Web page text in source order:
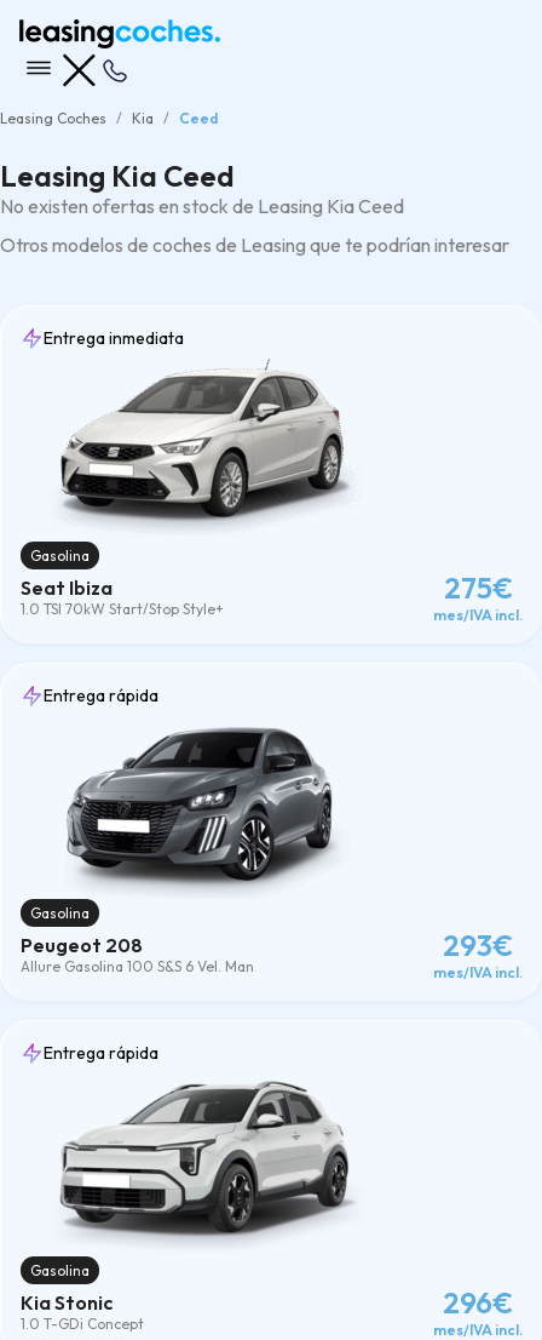
Leasing Coches Kia Ceed
Leasing Kia Ceed
No existen ofertas en stock de Leasing Kia Ceed
Otros modelos de coches de Leasing que te podrían interesar
Entrega inmediata
Gasolina
Seat Ibiza
1.0 TSI 70kW Start/Stop Style+
275€
mes/IVA incl.
Entrega rápida
Gasolina
Peugeot 208
Allure Gasolina 100 S&S 6 Vel. Man
293€
mes/IVA incl.
Entrega rápida
Gasolina
Kia Stonic
1.0 T-GDi Concept
296€
mes/IVA incl.